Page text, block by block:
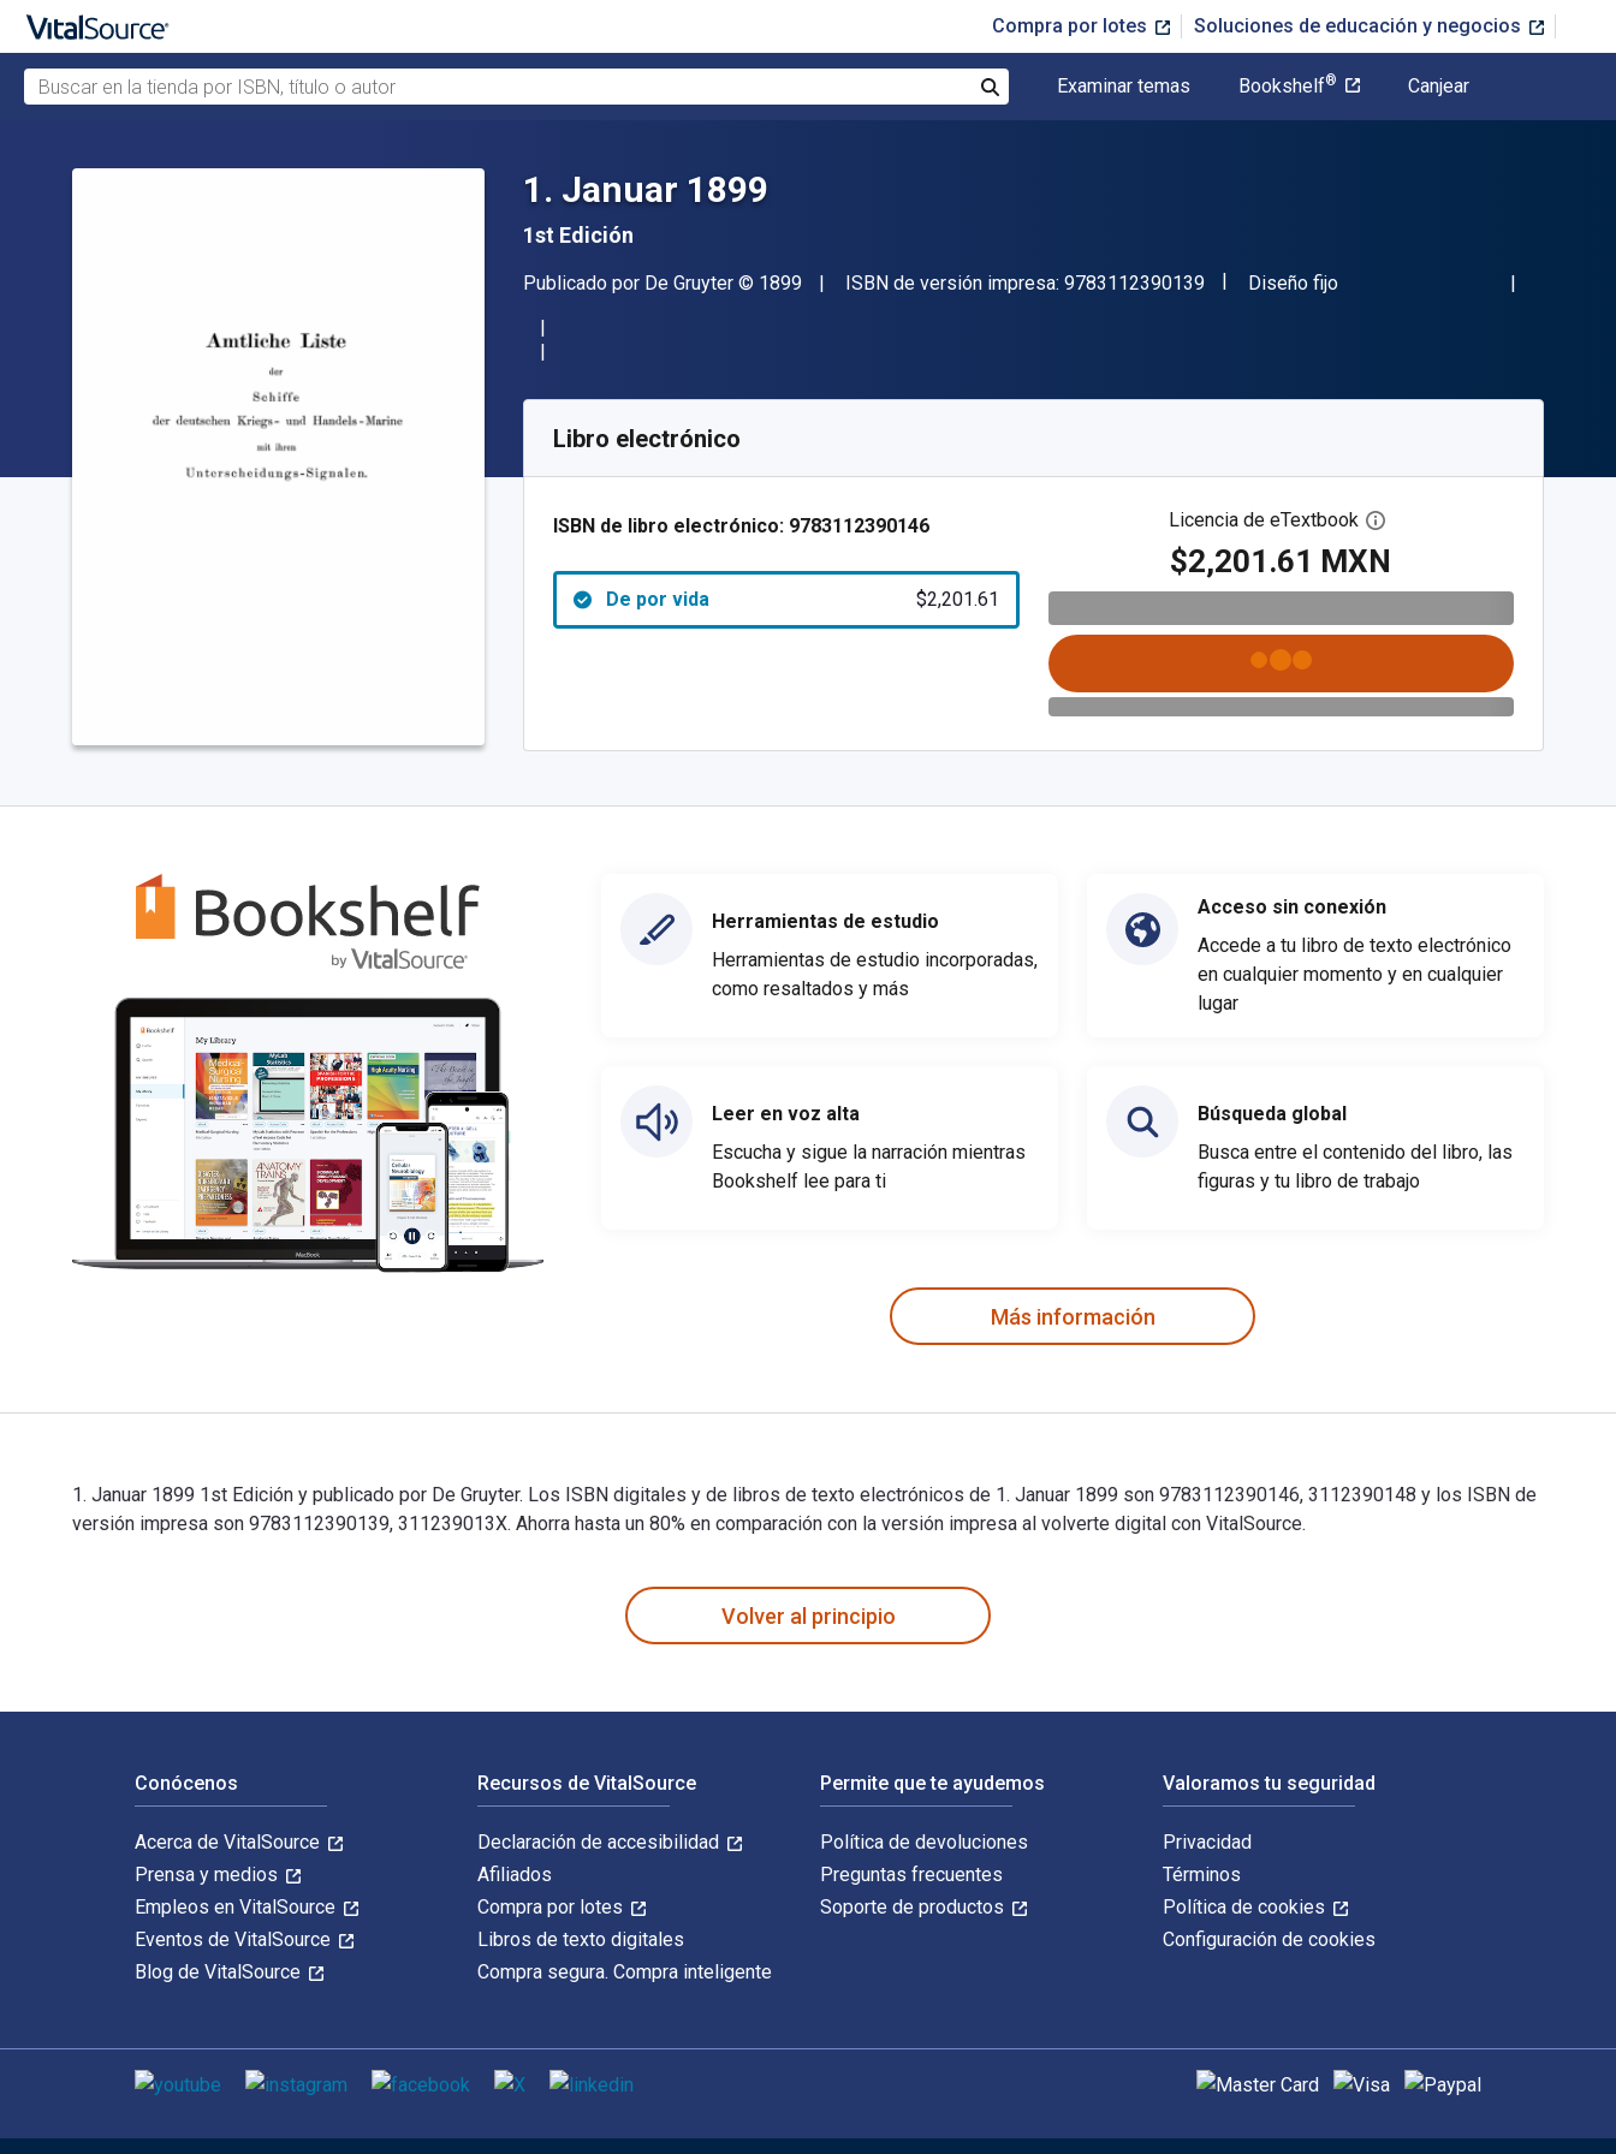
Compra por lotes Soluciones de educación y negocios
Buscar en la tienda por ISBN, título o autor
Examinar temas Bookshelf® Canjear
1. Januar 1899
1st Edición
Editor
Publicado por De Gruyter Copyright
© 1899 ISBN de versión impresa: 9783112390139"ISBN-13 9783112390139"
Formato
Diseño fijo
SKU:
Libro electrónico
ISBN de libro electrónico: 9783112390146
De por vida $2,201.61
Licencia de eTextbook Abre el cuadro de diálogo
$2,201.61 MXN
Herramientas de estudio
Herramientas de estudio incorporadas,
como resaltados y más
Leer en voz alta
Escucha y sigue la narración mientras
Bookshelf lee para ti
Acceso sin conexión
Accede a tu libro de texto electrónico
en cualquier momento y en cualquier
lugar
Búsqueda global
Busca entre el contenido del libro, las
figuras y tu libro de trabajo
Más información
1. Januar 1899 1st Edición y publicado por De Gruyter. Los ISBN digitales y de libros de texto electrónicos de 1. Januar 1899 son 9783112390146, 3112390148 y los ISBN de
versión impresa son 9783112390139, 311239013X. Ahorra hasta un 80% en comparación con la versión impresa al volverte digital con VitalSource.
Volver al principio
Conócenos
Acerca de VitalSource
Prensa y medios
Empleos en VitalSource
Eventos de VitalSource
Blog de VitalSource
Recursos de VitalSource
Declaración de accesibilidad
Afiliados
Compra por lotes
Libros de texto digitales
Compra segura. Compra inteligente
Permite que te ayudemos
Política de devoluciones
Preguntas frecuentes
Soporte de productos
Valoramos tu seguridad
Privacidad
Términos
Política de cookies
Configuración de cookies
Medios de comunicación social Métodos de pago admitidos